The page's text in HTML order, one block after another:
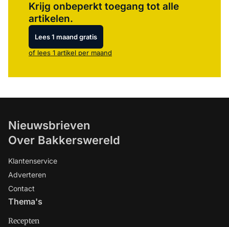
Krijg onbeperkt toegang tot alle
artikelen.
Lees 1 maand gratis
of lees 1 artikel per maand
Nieuwsbrieven
Over Bakkerswereld
Klantenservice
Adverteren
Contact
Thema's
Recepten